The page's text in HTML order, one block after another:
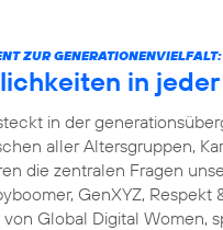
ZUR GENERATIONENVIELFALT:
in
in der
aller Altersgruppen,
die zentralen Fragen
GenXYZ, Respekt
Global Digital Women,